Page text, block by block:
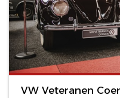
VW Veteranen